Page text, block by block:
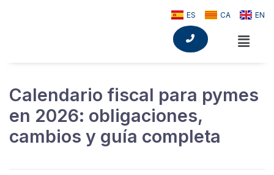
ES CA EN
Calendario fiscal para pymes
en 2026: obligaciones,
cambios y guía completa